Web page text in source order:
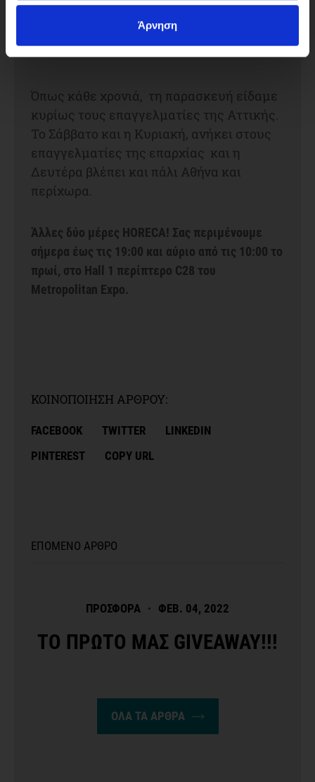
Άρνηση
Όπως κάθε χρονιά, τη παρασκευή είδαμε
κυρίως τους επαγγελματίες της Αττικής.
Το Σάββατο και η Κυριακή, ανήκει στους
επαγγελματίες της επαρχίας και η
Δευτέρα βλέπει και πάλι Αθήνα και
περίχωρα.
Άλλες δύο μέρες HORECA! Σας περιμένουμε
σήμερα έως τις 19:00 και αύριο από τις 10:00 το
πρωί, στο Hall 1 περίπτερο C28 του
Metropolitan Expo.
ΚΟΙΝΟΠΟΙΗΣΗ ΑΡΘΡΟΥ:
FACEBOOK TWITTER
LINKEDIN
PINTEREST
COPY URL
ΕΠΟΜΕΝΟ ΑΡΘΡΟ
ΠΡΟΣΦΟΡΑ · ΦΕΒ. 04, 2022
ΤΟ ΠΡΩΤΟ ΜΑΣ GIVEAWAY!!!
ΟΛΑ ΤΑ ΑΡΘΡΑ